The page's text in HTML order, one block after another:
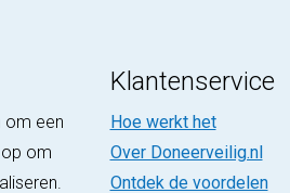
om een
om
Klantenservice
Hoe werkt het
Over Doneerveilig.nl
Ontdek de voordelen